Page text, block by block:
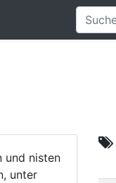
und nisten
unter